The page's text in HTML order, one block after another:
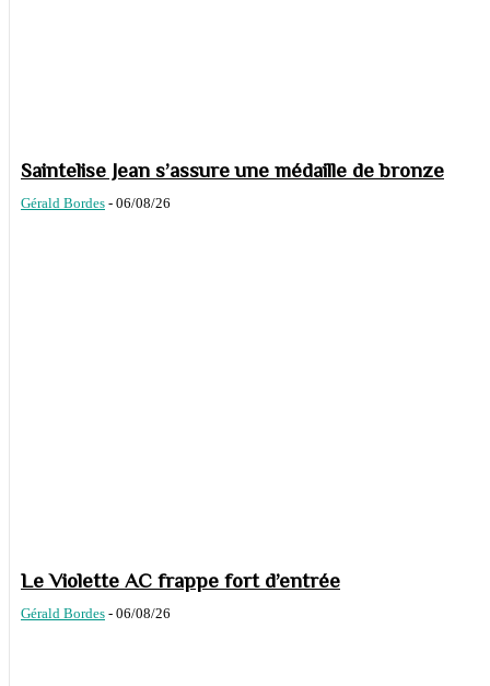
Saintelise Jean s’assure une médaille de bronze
Gérald Bordes - 06/08/26
Le Violette AC frappe fort d’entrée
Gérald Bordes - 06/08/26